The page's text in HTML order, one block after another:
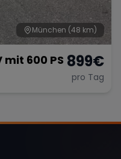
München (48 km)
mit 600 PS 899€
pro Tag